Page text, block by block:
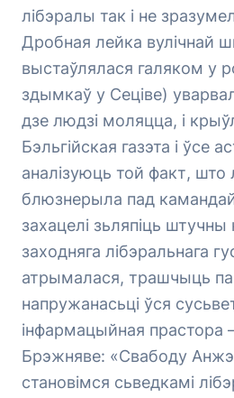
лібэралы так і не
Дробная лейка вулічнай
выстаўлялася галяком у
здымкаў у Сеціве)
дзе людзі моляцца, і
Бэльгійская газэта і ўсе
аналізуюць той факт, што
блюзнерыла пад
захацелі зьляпіць
заходняга лібэральнага
атрымалася, трашчыць
напружанасьці ўся
інфармацыйная прастора
Брэжняве: «Свабоду
становімся сьведкамі